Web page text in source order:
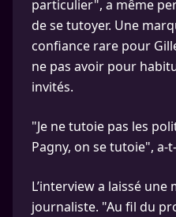
particulier", a même
de se tutoyer. Une
confiance rare pour
ne pas avoir pour
invités.
"Je ne tutoie pas les
Pagny, on se tutoie", a-
L’interview a laissé
journaliste. "Au fil du